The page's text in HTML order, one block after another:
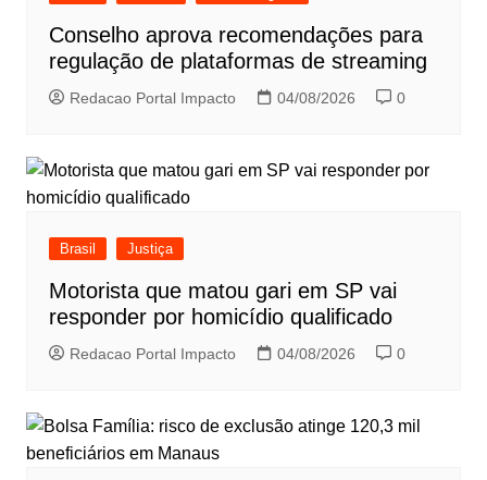
Conselho aprova recomendações para
regulação de plataformas de streaming
Redacao Portal Impacto 04/08/2026 0
Brasil Justiça
Motorista que matou gari em SP vai
responder por homicídio qualificado
Redacao Portal Impacto 04/08/2026 0